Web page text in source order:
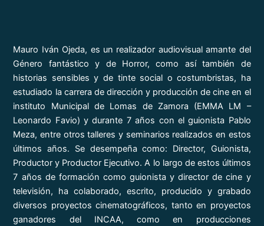
Mauro Iván Ojeda, es un realizador audiovisual amante del
Género fantástico y de Horror, como así también de
historias sensibles y de tinte social o costumbristas, ha
estudiado la carrera de dirección y producción de cine en el
instituto Municipal de Lomas de Zamora (EMMA LM –
Leonardo Favio) y durante 7 años con el guionista Pablo
Meza, entre otros talleres y seminarios realizados en estos
últimos años. Se desempeña como: Director, Guionista,
Productor y Productor Ejecutivo. A lo largo de estos últimos
7 años de formación como guionista y director de cine y
televisión, ha colaborado, escrito, producido y grabado
diversos proyectos cinematográficos, tanto en proyectos
ganadores del INCAA, como en producciones